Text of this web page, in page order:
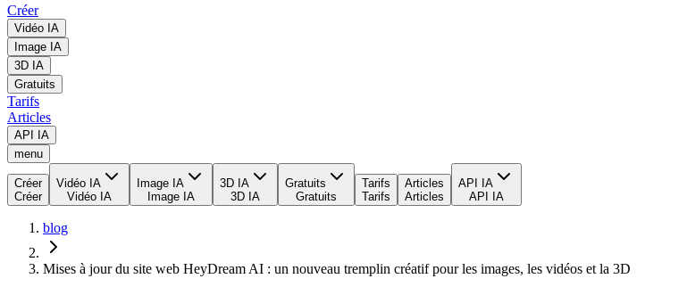
Créer
Vidéo IA
Image IA
3D IA
Gratuits
Tarifs
Articles
API IA
menu
Créer
Créer
Vidéo IA
Vidéo IA
Image IA
Image IA
3D IA
3D IA
Gratuits
Gratuits
Tarifs
Tarifs
Articles
Articles
API IA
API IA
blog
Mises à jour du site web HeyDream AI : un nouveau tremplin créatif pour les images, les vidéos et la 3D